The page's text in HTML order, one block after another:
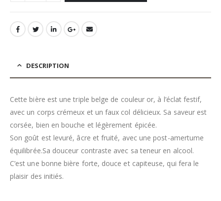
DESCRIPTION
Cette bière est une triple belge de couleur or, à l’éclat festif,
avec un corps crémeux et un faux col délicieux. Sa saveur est
corsée, bien en bouche et légèrement épicée.
Son goût est levuré, âcre et fruité, avec une post-amertume
équilibrée.Sa douceur contraste avec sa teneur en alcool.
C’est une bonne bière forte, douce et capiteuse, qui fera le
plaisir des initiés.